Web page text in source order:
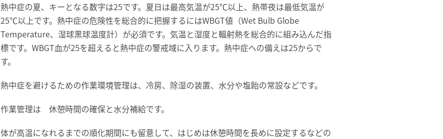
熱中症の夏、キーとなる数字は25です。夏日は最高気温が25℃以上、熱帯夜は最低気温が
25℃以上です。熱中症の危険性を総合的に把握するにはWBGT値（Wet Bulb Globe
Temperature、湿球黒球温度計）が必須です。気温と湿度と輻射熱を総合的に組み込んだ指
標です。WBGT血が25を超えると熱中症の警戒域に入ります。熱中症への備えは25からで
す。
熱中症を避けるための作業環境管理は、冷房、除湿の装置、水分や塩飴の常設などです。
作業管理は 休憩時間の確保と水分補給です。
体が高温になれるまでの順化期間にも留意して、はじめは休憩時間を長めに設定するなどの